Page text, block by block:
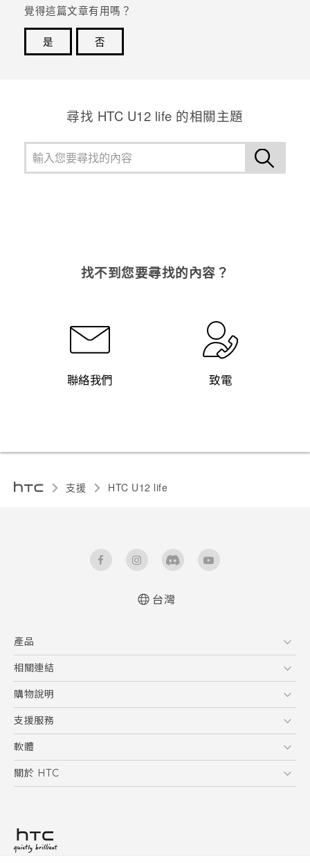
覺得這篇文章有用嗎？
是
否
尋找 HTC U12 life 的相關主題
找不到您要尋找的內容？
聯絡我們 致電
支援 HTC U12 life‎
台灣
產品
5G
智慧型手機
配件
相關連結
HTC Research
購物說明
購物須知
訂單管理
付款方式
支援服務
到府收送維修服務
服務中心資訊
客戶服務佈告欄
軟體
應用程式
HTC Sync Manager
關於 HTC
投資人